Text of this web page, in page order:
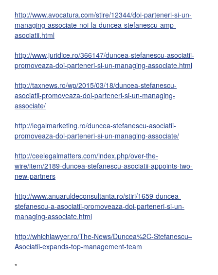
http://www.avocatura.com/stire/12344/doi-parteneri-si-un-
managing-associate-noi-la-duncea-stefanescu-amp-
asociatii.html
http://www.juridice.ro/366147/duncea-stefanescu-asociatii-
promoveaza-doi-parteneri-si-un-managing-associate.html
http://taxnews.ro/wp/2015/03/18/duncea-stefanescu-
asociatii-promoveaza-doi-parteneri-si-un-managing-
associate/
http://legalmarketing.ro/duncea-stefanescu-asociatii-
promoveaza-doi-parteneri-si-un-managing-associate/
http://ceelegalmatters.com/index.php/over-the-
wire/item/2189-duncea-stefanescu-asociatii-appoints-two-
new-partners
http://www.anuaruldeconsultanta.ro/stiri/1659-duncea-
stefanescu-a-asociatii-promoveaza-doi-parteneri-si-un-
managing-associate.html
http://whichlawyer.ro/The-News/Duncea%2C-Stefanescu–
Asociatii-expands-top-management-team
*